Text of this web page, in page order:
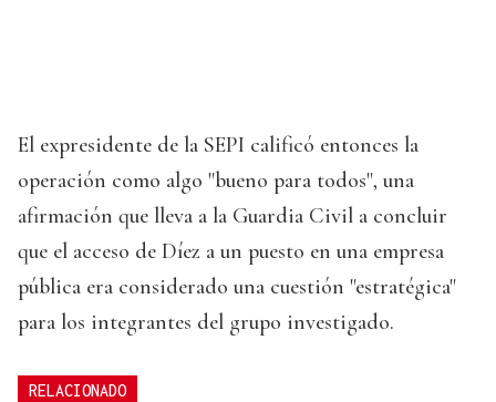
El expresidente de la SEPI calificó entonces la
operación como algo "bueno para todos", una
afirmación que lleva a la Guardia Civil a concluir
que el acceso de Díez a un puesto en una empresa
pública era considerado una cuestión "estratégica"
para los integrantes del grupo investigado.
RELACIONADO